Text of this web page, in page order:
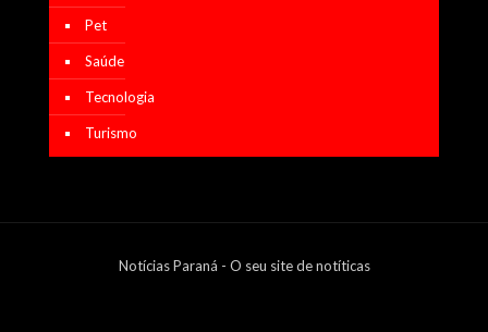
Pet
Saúde
Tecnologia
Turismo
Notícias Paraná - O seu site de notíticas